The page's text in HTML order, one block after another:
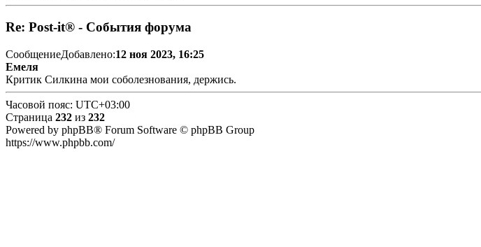
Re: Post-it® - События форума
СообщениеДобавлено:12 ноя 2023, 16:25
Емеля
Критик Силкина мои соболезнования, держись.
Часовой пояс: UTC+03:00
Страница 232 из 232
Powered by phpBB® Forum Software © phpBB Group
https://www.phpbb.com/